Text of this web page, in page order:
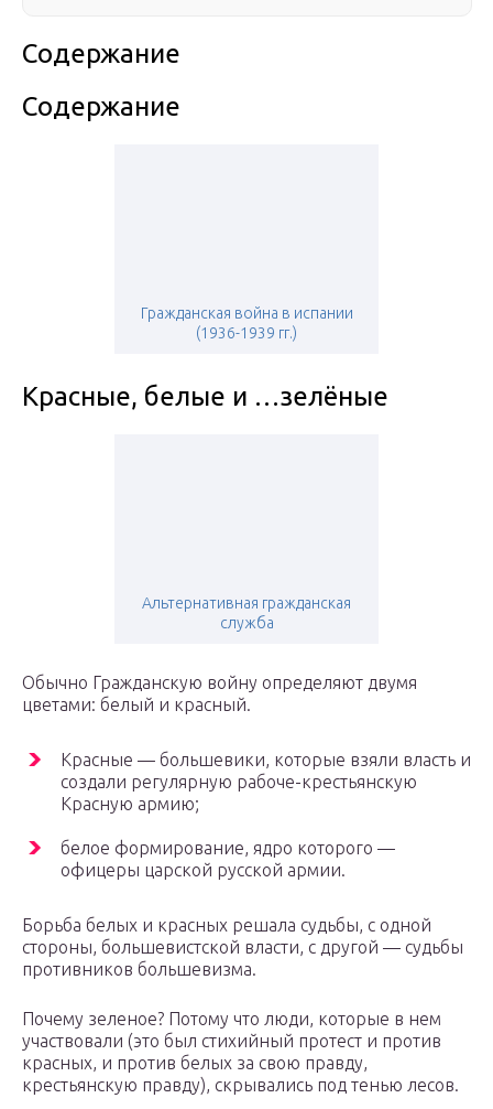
Содержание
Содержание
Гражданская война в испании
(1936-1939 гг.)
Красные, белые и …зелёные
Альтернативная гражданская
служба
Обычно Гражданскую войну определяют двумя
цветами: белый и красный.
Красные — большевики, которые взяли власть и
создали регулярную рабоче-крестьянскую
Красную армию;
белое формирование, ядро которого —
офицеры царской русской армии.
Борьба белых и красных решала судьбы, с одной
стороны, большевистской власти, с другой — судьбы
противников большевизма.
Почему зеленое? Потому что люди, которые в нем
участвовали (это был стихийный протест и против
красных, и против белых за свою правду,
крестьянскую правду), скрывались под тенью лесов.